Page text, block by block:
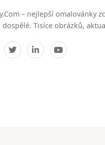
– nejlepší omalovánky
Tisíce obrázků,